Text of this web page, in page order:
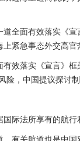
面有效落实《宣
紧急事态外交高
落实《宣言》框
险，中国提议探讨
法所享有的航行